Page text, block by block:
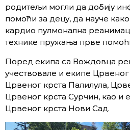
родитељи могли да добију
помоћи за децу, да науче
кардио пулмонална
технике пружања прве
Поред екипа са Вождовца
учествовале и екипе Црвеног
Црвеног крста Палилула,
Црвеног крста Сурчин, као и
Црвеног крста Нови Сад.